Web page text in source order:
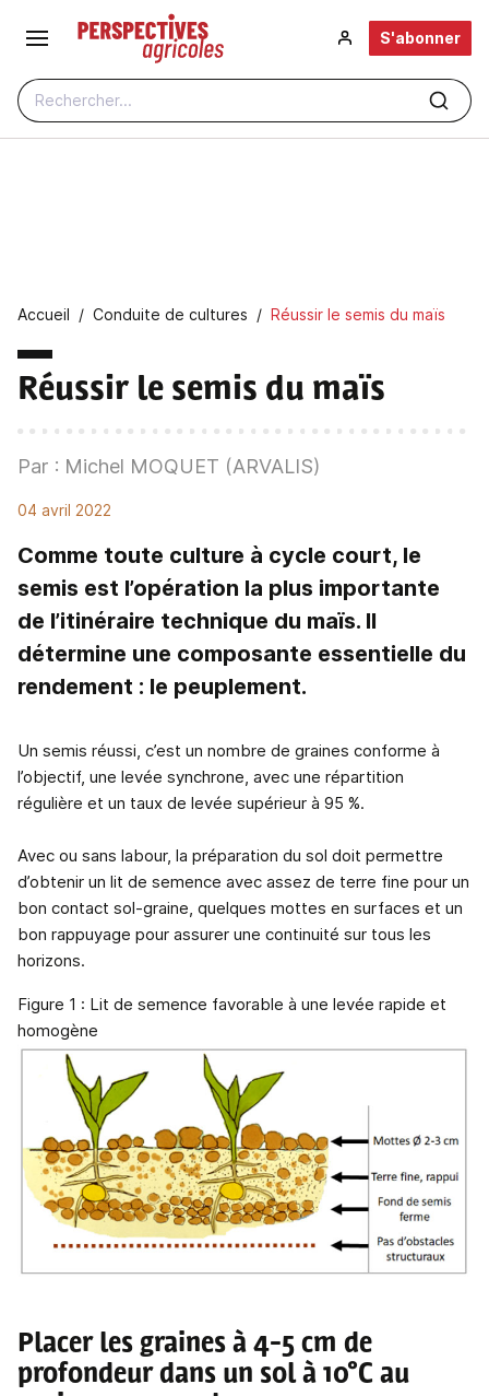
Aller au contenu principal
Rechercher...
S'abonner
Fil d'Ariane
Accueil Conduite de cultures Réussir le semis du maïs
Réussir le semis du maïs
Par : Michel MOQUET (ARVALIS)
04 avril 2022
Comme toute culture à cycle court, le
semis est l’opération la plus importante
de l’itinéraire technique du maïs. Il
détermine une composante essentielle du
rendement : le peuplement.
Un semis réussi, c’est un nombre de graines conforme à
l’objectif, une levée synchrone, avec une répartition
régulière et un taux de levée supérieur à 95 %.
Avec ou sans labour, la préparation du sol doit permettre
d’obtenir un lit de semence avec assez de terre fine pour un
bon contact sol-graine, quelques mottes en surfaces et un
bon rappuyage pour assurer une continuité sur tous les
horizons.
Figure 1 : Lit de semence favorable à une levée rapide et
homogène
Placer les graines à 4-5 cm de
profondeur dans un sol à 10°C au